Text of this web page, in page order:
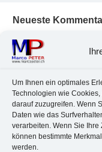
Um Ihnen ein optimales
Technologien wie
darauf zuzugreifen. Wenn
Daten wie das
verarbeiten. Wenn Sie
können bestimmte
werden.
Neueste
Chr. Kotte
Marco Peter
Uhrzeit anpassen
JohanneszuUbuntu
Uhrzeit anpassen
Brummel
aus Mittelbergheim
Marco Peterzu
unter Linux